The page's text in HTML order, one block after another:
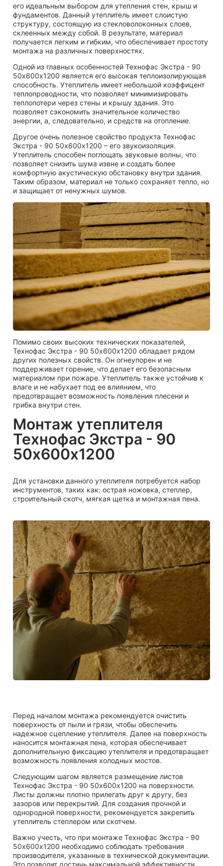
его идеальным выбором для утепления стен, крыш и
фундаментов. Данный утеплитель имеет слоистую
структуру, состоящую из стекловолоконных слоев,
склеенных между собой. В результате, материал
получается легким и гибким, что обеспечивает простоту
монтажа на различных поверхностях.
Одной из главных особенностей Технофас Экстра - 90
50х600х1200 является его высокая теплоизолирующая
способность. Утеплитель имеет небольшой коэффицент
теплопроводности, что позволяет минимизировать
теплопотери через стены и крышу здания. Это
позволяет сэкономить значительное количество
энергии, а, следовательно, и средств на отопление.
Другое очень полезное свойство продукта Технофас
Экстра - 90 50х600х1200 – его звукоизоляция.
Утеплитель способен поглощать звуковые волны, что
позволяет снизить шума извне и создать более
комфортную акустическую обстановку внутри здания.
Таким образом, материал не только сохраняет тепло, но
и защищает от ненужных шумов.
Помимо своих высоких технических показателей,
Технофас Экстра - 90 50х600х1200 обладает рядом
других полезных свойств. Он огнеупорен и не
поддерживает горение, что делает его безопасным
материалом при пожаре. Утеплитель также устойчив к
влаге и не набухает под ее влиянием, что
предотвращает возможность появления плесени и
грибка внутри стен.
Монтаж утеплителя
Технофас Экстра - 90
50х600х1200
Для установки данного утеплителя потребуется набор
инструментов, таких как: острая ножовка, степлер,
строительный скотч, мягкая щетка и монтажная пена.
Перед началом монтажа рекомендуется очистить
поверхность от пыли и грязи, чтобы обеспечить
надежное сцепление утеплителя. Далее на поверхность
наносится монтажная пена, которая обеспечивает
дополнительную фиксацию утеплителя и предотвращает
возможность появления холодных мостов.
Следующим шагом является размещение листов
Технофас Экстра - 90 50х600х1200 на поверхности.
Листы должны плотно прилегать друг к другу, без
зазоров или перекрытий. Для создания прочной и
однородной поверхности, рекомендуется закрепить
утеплитель степлером или скотчем.
Важно учесть, что при монтаже Технофас Экстра - 90
50х600х1200 необходимо соблюдать требования
производителя, указанные в технической документации.